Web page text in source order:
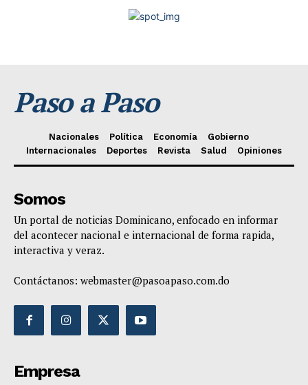
Paso a Paso
Nacionales Política Economía
Gobierno
Internacionales
Deportes Revista Salud Opiniones
Somos
Un portal de noticias Dominicano, enfocado en informar
del acontecer nacional e internacional de forma rapida,
interactiva y veraz.
Contáctanos: webmaster@pasoapaso.com.do
Empresa